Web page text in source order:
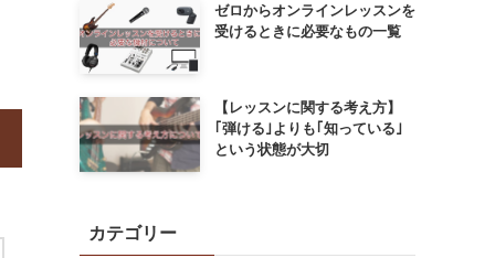
ゼロからオンラインレッスンを
受けるときに必要なもの一覧
【レッスンに関する考え方】
｢弾ける｣よりも｢知っている｣
という状態が大切
カテゴリー